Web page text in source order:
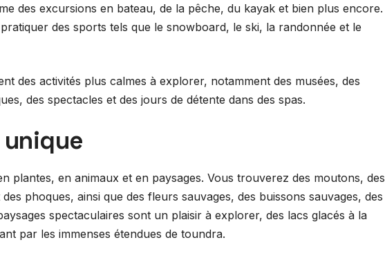
des excursions en bateau, de la pêche, du kayak et bien plus encore.
des sports tels que le snowboard, le ski, la randonnée et le
des activités plus calmes à explorer, notamment des musées, des
des spectacles et des jours de détente dans des spas.
unique
plantes, en animaux et en paysages. Vous trouverez des moutons, des
phoques, ainsi que des fleurs sauvages, des buissons sauvages, des
spectaculaires sont un plaisir à explorer, des lacs glacés à la
par les immenses étendues de toundra.